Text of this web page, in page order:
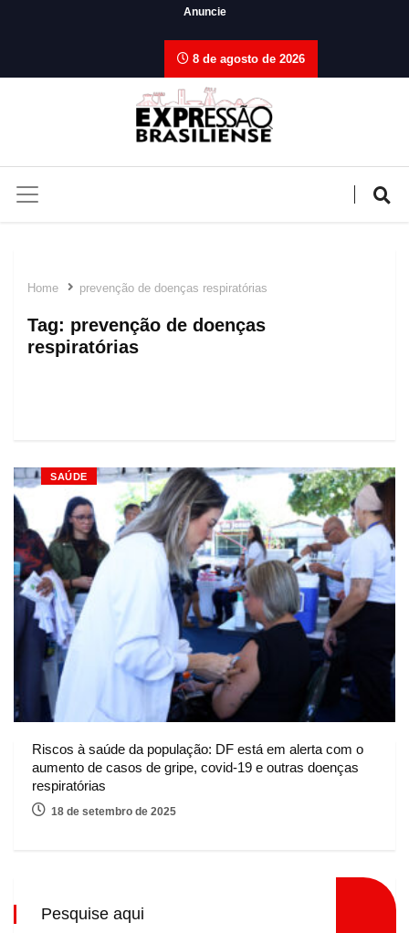
Anuncie
8 de agosto de 2026
Home prevenção de doenças respiratórias
Tag: prevenção de doenças
respiratórias
SAÚDE
Riscos à saúde da população: DF está em alerta com o
aumento de casos de gripe, covid-19 e outras doenças
respiratórias
18 de setembro de 2025
Pesquise aqui